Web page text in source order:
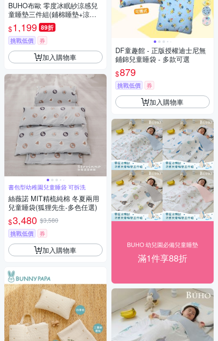
BUHO布歐 零度冰眠紗涼感兒
童睡墊三件組(鋪棉睡墊+涼被
+記憶枕)(橘豚萌仔)
$1,199 89折
挑戰低價 券
加入購物車
書包型幼稚園兒童睡袋 可拆洗
絲薇諾 MIT精梳純棉 冬夏兩用
兒童睡袋(狐狸先生-多色任選)
$3,480 $3,580
挑戰低價
券
加入購物車
DF童趣館 - 正版授權迪士尼無
鋪錦兒童睡袋 - 多款可選
$879
挑戰低價 券
加入購物車
BUHO 幼兒園必備兒童睡墊
滿1件享88折